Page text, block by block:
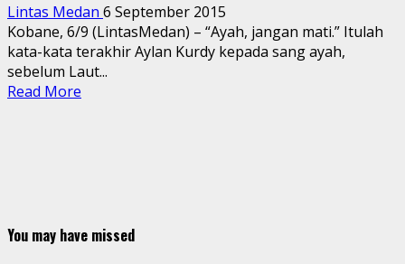
Lintas Medan 6 September 2015
Kobane, 6/9 (LintasMedan) – “Ayah, jangan mati.” Itulah
kata-kata terakhir Aylan Kurdy kepada sang ayah,
sebelum Laut...
Read More
You may have missed